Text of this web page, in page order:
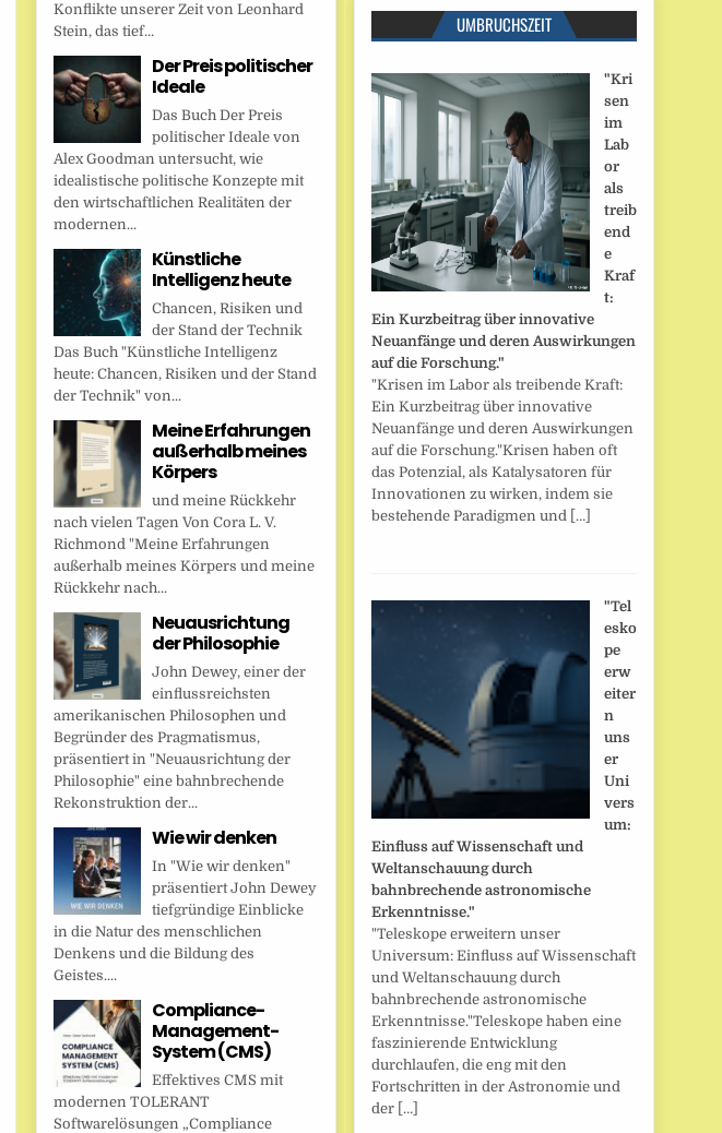
Konflikte unserer Zeit von Leonhard
Stein, das tief...
Der Preis politischer
Ideale
Das Buch Der Preis
politischer Ideale von
Alex Goodman untersucht, wie
idealistische politische Konzepte mit
den wirtschaftlichen Realitäten der
modernen...
Künstliche
Intelligenz heute
Chancen, Risiken und
der Stand der Technik
Das Buch "Künstliche Intelligenz
heute: Chancen, Risiken und der Stand
der Technik" von...
Meine Erfahrungen
außerhalb meines
Körpers
und meine Rückkehr
nach vielen Tagen Von Cora L. V.
Richmond "Meine Erfahrungen
außerhalb meines Körpers und meine
Rückkehr nach...
Neuausrichtung
der Philosophie
John Dewey, einer der
einflussreichsten
amerikanischen Philosophen und
Begründer des Pragmatismus,
präsentiert in "Neuausrichtung der
Philosophie" eine bahnbrechende
Rekonstruktion der...
Wie wir denken
In "Wie wir denken"
präsentiert John Dewey
tiefgründige Einblicke
in die Natur des menschlichen
Denkens und die Bildung des
Geistes....
Compliance-
Management-
System (CMS)
Effektives CMS mit
modernen TOLERANT
Softwarelösungen „Compliance
UMBRUCHSZEIT
"Kri
sen
im
Lab
or
als
treib
end
e
Kraf
t:
Ein Kurzbeitrag über innovative
Neuanfänge und deren Auswirkungen
auf die Forschung."
"Krisen im Labor als treibende Kraft:
Ein Kurzbeitrag über innovative
Neuanfänge und deren Auswirkungen
auf die Forschung."Krisen haben oft
das Potenzial, als Katalysatoren für
Innovationen zu wirken, indem sie
bestehende Paradigmen und […]
"Tel
esko
pe
erw
eiter
n
uns
er
Uni
vers
um:
Einfluss auf Wissenschaft und
Weltanschauung durch
bahnbrechende astronomische
Erkenntnisse."
"Teleskope erweitern unser
Universum: Einfluss auf Wissenschaft
und Weltanschauung durch
bahnbrechende astronomische
Erkenntnisse."Teleskope haben eine
faszinierende Entwicklung
durchlaufen, die eng mit den
Fortschritten in der Astronomie und
der […]